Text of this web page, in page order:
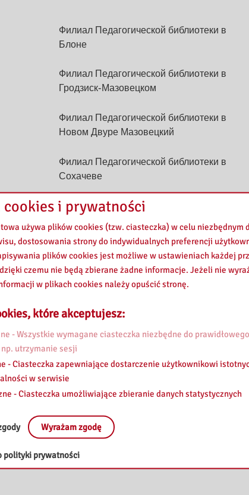
Филиал Педагогической библиотеки в
Блоне
Филиал Педагогической библиотеки в
Гродзиск-Мазовецком
Филиал Педагогической библиотеки в
Новом Двуре Мазовецкий
Филиал Педагогической библиотеки в
Сохачеве
Филиал Педагогической библиотеки в
Жирардове
Филиал Педагогической библиотеки в
Żuromin
Филиал Педагогической библиотеки в
Филиал в Млаве
i prywatności
używa plików cookies (tzw. ciasteczka) w celu niezbędnym
dostosowania strony do indywidualnych preferencji
plików cookies jest możliwe w ustawieniach każdej
czemu nie będą zbierane żadne informacje. Jeżeli nie
w plikach cookies należy opuścić stronę.
które akceptujesz:
- Wszystkie wymagane ciasteczka niezbędne do
utrzymanie sesji
- Ciasteczka zapewniające dostarczenie użytkownikowi
w serwisie
- Ciasteczka umożliwiające zbieranie danych statystycznych
Wyrażam zgodę
polityki prywatności